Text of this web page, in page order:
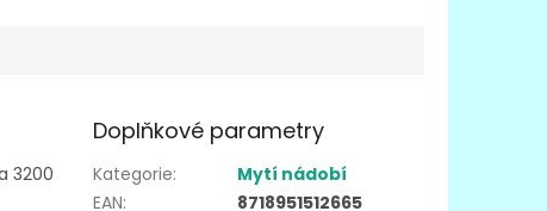
3200
Doplňkové parametry
Kategorie:
Mytí nádobí
EAN:
8718951512665